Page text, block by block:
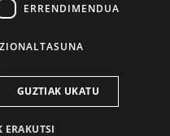
2026ko mar. 1a
ERRENDIMENDUA
GUZTIAK UKATU
ERAKUTSI